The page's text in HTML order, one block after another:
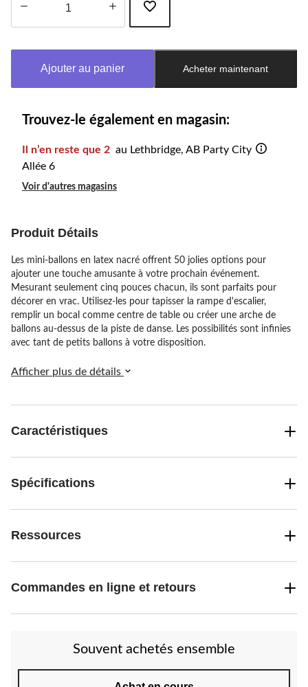
à
Ajouter au panier Acheter maintenant
Trouvez-le également en magasin:
Il n’en reste que 2 au Lethbridge, AB Party City
Allée 6
Voir d'autres magasins
Produit Détails
Les mini-ballons en latex nacré offrent 50 jolies options pour
ajouter une touche amusante à votre prochain événement.
Mesurant seulement cinq pouces chacun, ils sont parfaits pour
décorer en vrac. Utilisez-les pour tapisser la rampe d'escalier,
remplir un bocal comme centre de table ou créer une arche de
ballons au-dessus de la piste de danse. Les possibilités sont infinies
avec tant de petits ballons à votre disposition.
Afficher plus de détails
Caractéristiques
Spécifications
Ressources
Commandes en ligne et retours
Souvent achetés ensemble